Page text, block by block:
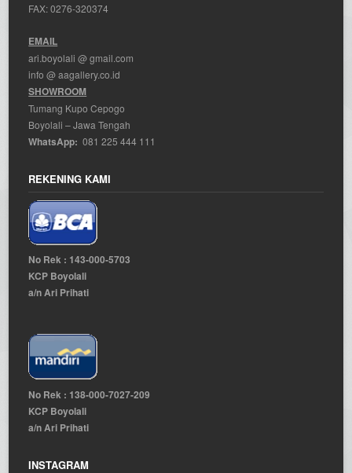
FAX: 0276-320374
EMAIL
ari.boyolali @ gmail.com
info @ aagallery.co.id
SHOWROOM
Tumang Kupo Cepogo
Boyolali – Jawa Tengah
WhatsApp: 081 225 444 111
REKENING KAMI
No Rek : 143-000-5703
KCP Boyolali
a/n Ari Prihati
No Rek : 138-000-7027-209
KCP Boyolali
a/n Ari Prihati
INSTAGRAM